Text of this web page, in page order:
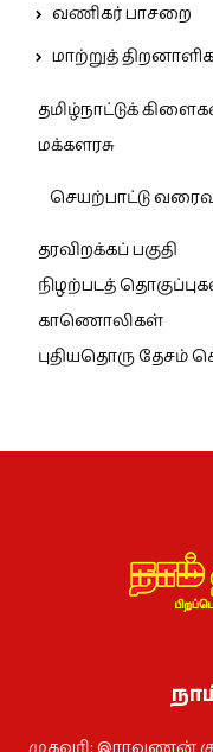
வணிகர் பாசறை
மாற்றுத்
தமிழ்நாட்டுக்
மக்களரசு
செயற்பாட்டு
தரவிறக்கப் பகுதி
நிழற்படத்
காணொலிகள்
புதியதொரு தேசம்